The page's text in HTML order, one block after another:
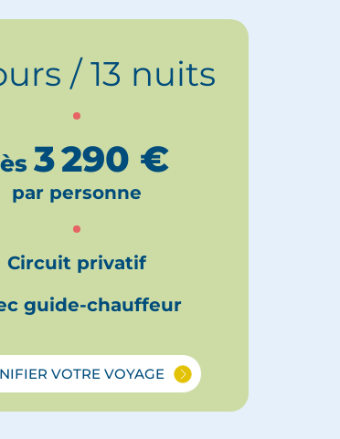
/ 13 nuits
3 290 €
par personne
Circuit privatif
guide-chauffeur
VOTRE VOYAGE